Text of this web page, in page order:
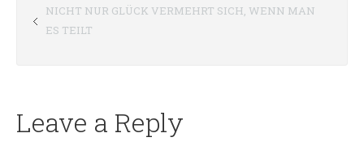
NICHT NUR GLÜCK VERMEHRT SICH, WENN MAN
ES TEILT
Leave a Reply